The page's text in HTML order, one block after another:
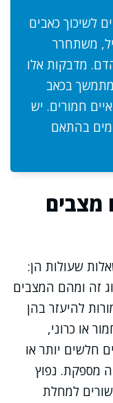
לשיכוך כאבים
משתחרר
מדבקות אלו
מתמשך בכאב
חמורים. יש
בהתאם
מצבים
שעולות הן:
זה ומהם המצבים
להיעזר בהן
או כרוני,
חלשים יותר או
מספקת. נפוץ
למחלת